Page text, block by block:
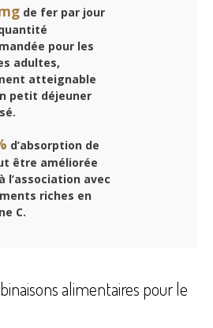
de fer par jour
pour les
adultes,
atteignable
petit déjeuner
d’absorption de
être améliorée
l’association avec
riches en
C.
alimentaires pour le